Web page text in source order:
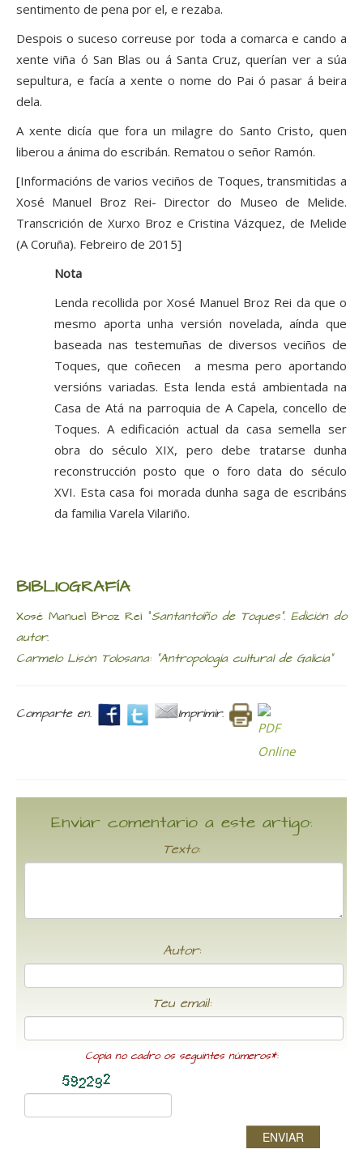
sentimento de pena por el, e rezaba.
Despois o suceso correuse por toda a comarca e cando a
xente viña ó San Blas ou á Santa Cruz, querían ver a súa
sepultura, e facía a xente o nome do Pai ó pasar á beira
dela.
A xente dicía que fora un milagre do Santo Cristo, quen
liberou a ánima do escribán. Rematou o señor Ramón.
[Informacións de varios veciños de Toques, transmitidas a
Xosé Manuel Broz Rei- Director do Museo de Melide.
Transcrición de Xurxo Broz e Cristina Vázquez, de Melide
(A Coruña). Febreiro de 2015]
Nota
Lenda recollida por Xosé Manuel Broz Rei da que o
mesmo aporta unha versión novelada, aínda que
baseada nas testemuñas de diversos veciños de
Toques, que coñecen a mesma pero aportando
versións variadas. Esta lenda está ambientada na
Casa de Atá na parroquia de A Capela, concello de
Toques. A edificación actual da casa semella ser
obra do século XIX, pero debe tratarse dunha
reconstrucción posto que o foro data do século
XVI. Esta casa foi morada dunha saga de escribáns
da familia Varela Vilariño.
BIBLIOGRAFÍA
Xosé Manuel Broz Rei "Santantoíño de Toques". Edición do
autor.
Carmelo Lisón Tolosana: "Antropología cultural de Galicia"
Comparte en. Imprimir.
Enviar comentario a este artigo:
Texto:
Autor:
Teu email:
Copia no cadro os seguintes números*:
ENVIAR